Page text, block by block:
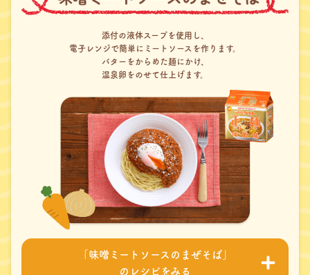
添付の液体スープを使用し、
電子レンジで簡単にミートソースを作ります。
バターをからめた麺にかけ、
温泉卵をのせて仕上げます。
「味噌ミートソースのまぜそば」
のレシピをみる